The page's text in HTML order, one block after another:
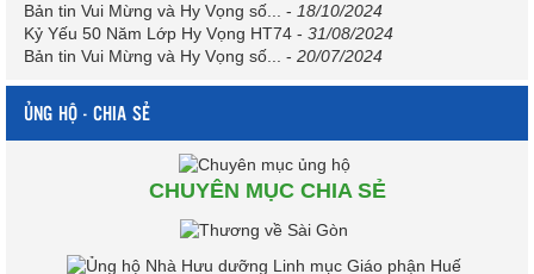
Bản tin Vui Mừng và Hy Vọng số... - 18/10/2024
Kỷ Yếu 50 Năm Lớp Hy Vọng HT74 - 31/08/2024
Bản tin Vui Mừng và Hy Vọng số... - 20/07/2024
ỦNG HỘ - CHIA SẺ
CHUYÊN MỤC CHIA SẺ